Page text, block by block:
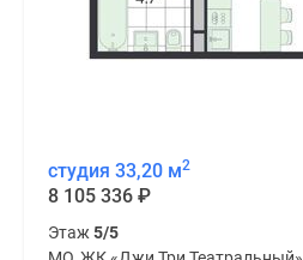
студия 33,20 м2
8 105 336 ₽
Этаж5/5